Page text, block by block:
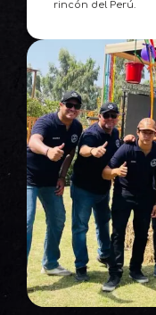
rincón del Perú.